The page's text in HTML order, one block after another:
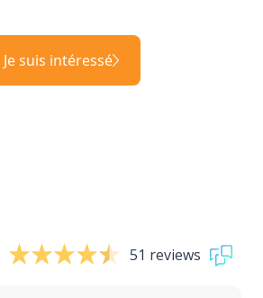
Je suis intéressé
51 reviews